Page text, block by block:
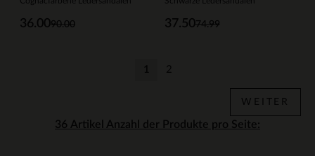
90.00
36.00 74.99
37.50
Anzahl der Produkte pro Seite:
1 2
WEITER